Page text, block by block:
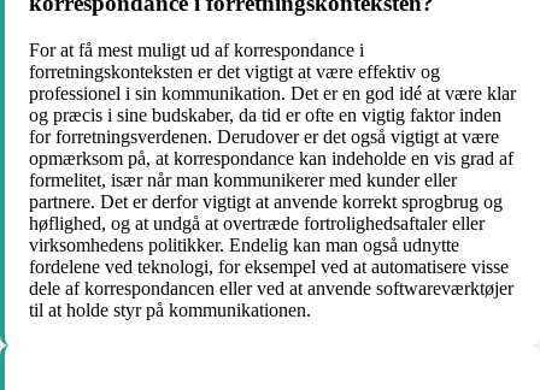
For at få mest muligt ud af korrespondance i
forretningskonteksten er det vigtigt at være effektiv og
professionel i sin kommunikation. Det er en god idé at være klar
og præcis i sine budskaber, da tid er ofte en vigtig faktor inden
for forretningsverdenen. Derudover er det også vigtigt at være
opmærksom på, at korrespondance kan indeholde en vis grad af
formelitet, især når man kommunikerer med kunder eller
partnere. Det er derfor vigtigt at anvende korrekt sprogbrug og
høflighed, og at undgå at overtræde fortrolighedsaftaler eller
virksomhedens politikker. Endelig kan man også udnytte
fordelene ved teknologi, for eksempel ved at automatisere visse
dele af korrespondancen eller ved at anvende softwareværktøjer
til at holde styr på kommunikationen.